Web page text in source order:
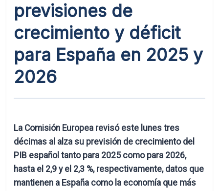
previsiones de
crecimiento y déficit
para España en 2025 y
2026
La Comisión Europea revisó este lunes tres
décimas al alza su previsión de crecimiento del
PIB español tanto para 2025 como para 2026,
hasta el 2,9 y el 2,3 %, respectivamente, datos que
mantienen a España como la economía que más